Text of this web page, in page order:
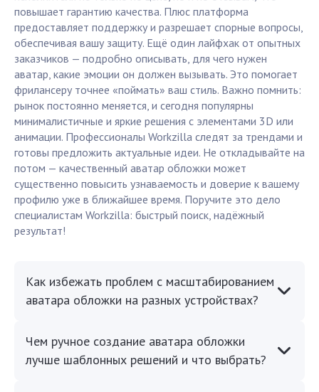
повышает гарантию качества. Плюс платформа
предоставляет поддержку и разрешает спорные вопросы,
обеспечивая вашу защиту. Ещё один лайфхак от опытных
заказчиков — подробно описывать, для чего нужен
аватар, какие эмоции он должен вызывать. Это помогает
фрилансеру точнее «поймать» ваш стиль. Важно помнить:
рынок постоянно меняется, и сегодня популярны
минималистичные и яркие решения с элементами 3D или
анимации. Профессионалы Workzilla следят за трендами и
готовы предложить актуальные идеи. Не откладывайте на
потом — качественный аватар обложки может
существенно повысить узнаваемость и доверие к вашему
профилю уже в ближайшее время. Поручите это дело
специалистам Workzilla: быстрый поиск, надёжный
результат!
Как избежать проблем с масштабированием
аватара обложки на разных устройствах?
Чем ручное создание аватара обложки
лучше шаблонных решений и что выбрать?